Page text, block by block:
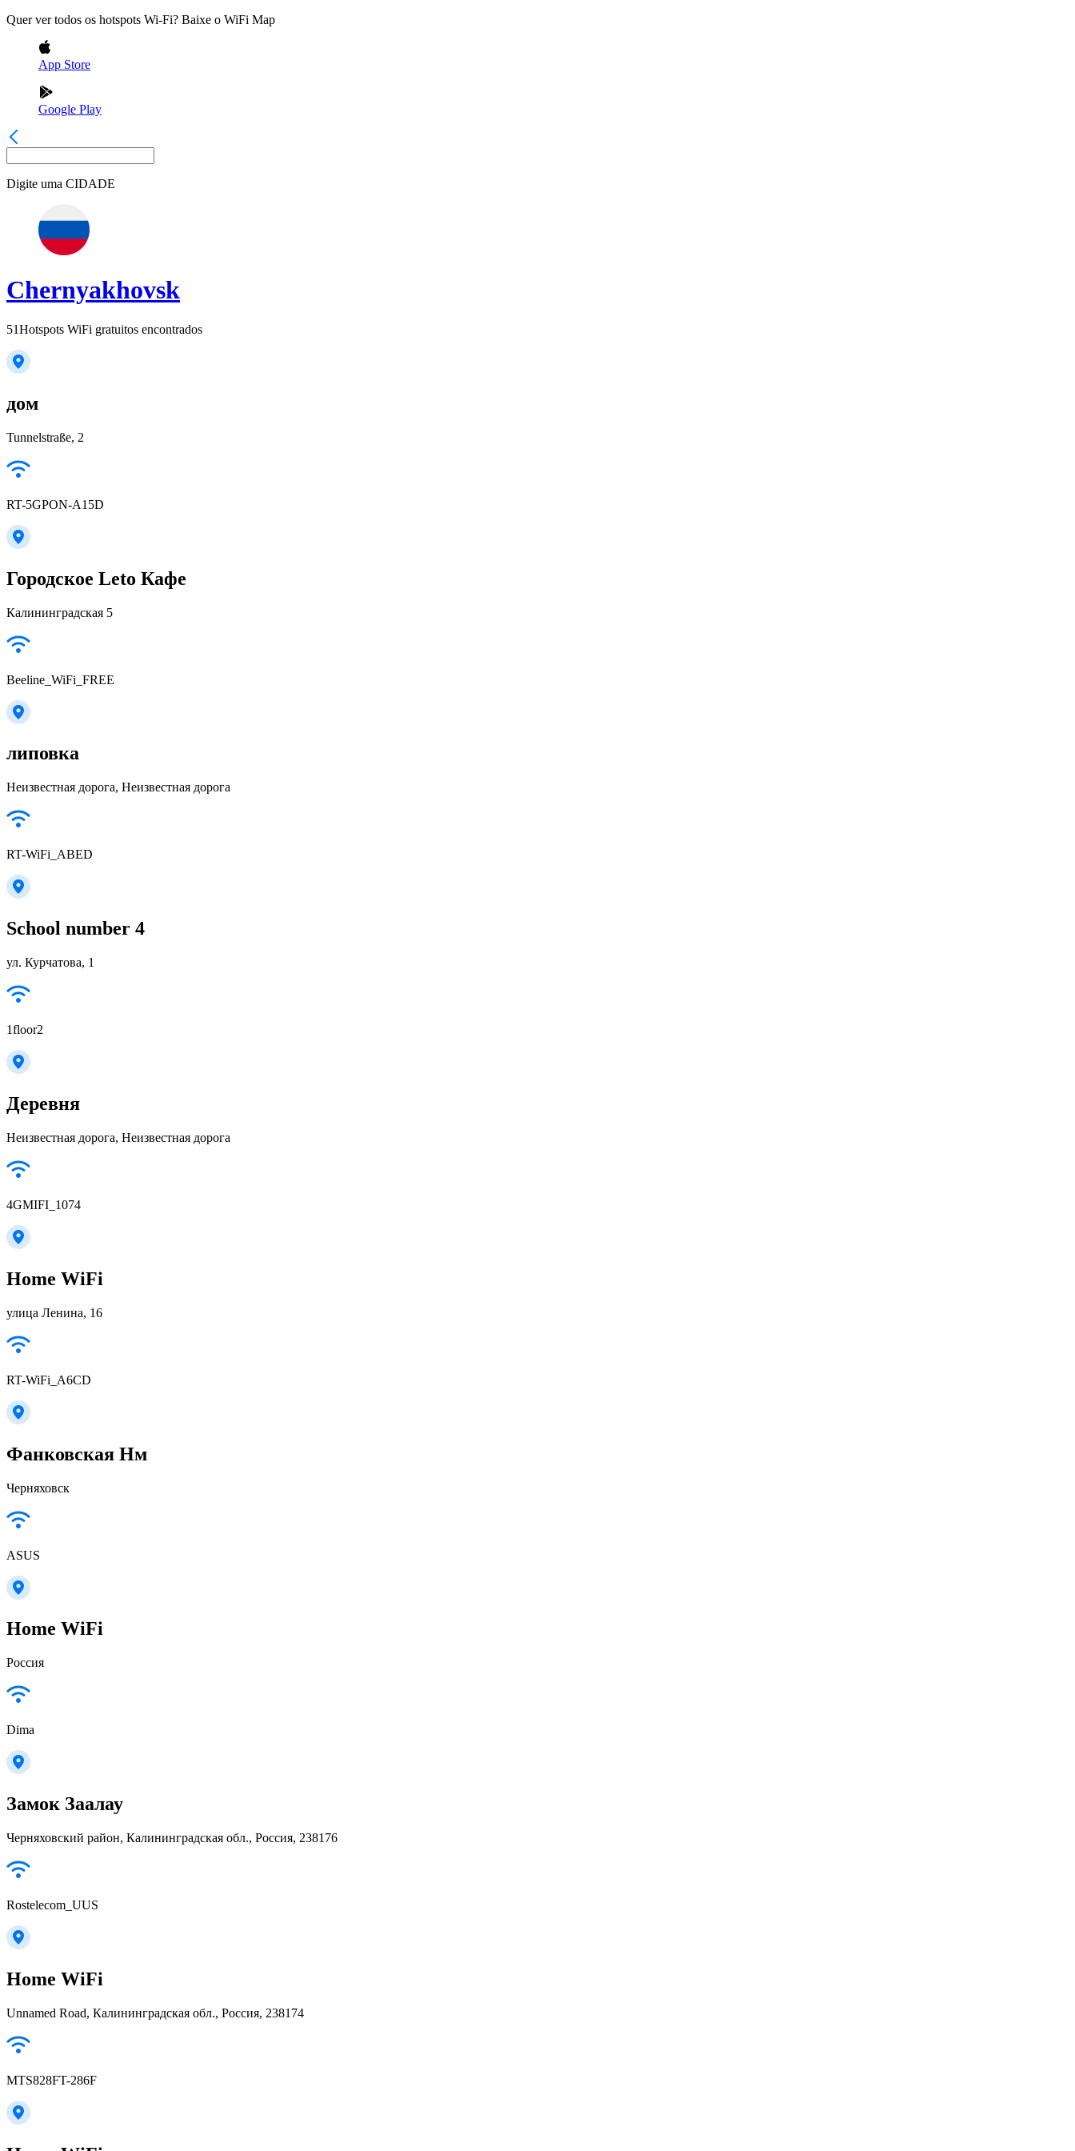
Quer ver todos os hotspots Wi-Fi? Baixe o WiFi Map
App Store
Google Play
Digite uma CIDADE
Chernyakhovsk
51Hotspots WiFi gratuitos encontrados
дом
Tunnelstraße, 2
RT-5GPON-A15D
Городское Leto Кафе
Калининградская 5
Beeline_WiFi_FREE
липовка
Неизвестная дорога, Неизвестная дорога
RT-WiFi_ABED
School number 4
ул. Курчатова, 1
1floor2
Деревня
Неизвестная дорога, Неизвестная дорога
4GMIFI_1074
Home WiFi
улица Ленина, 16
RT-WiFi_A6CD
Фанковская Нм
Черняховск
ASUS
Home WiFi
Россия
Dima
Замок Заалау
Черняховский район, Калининградская обл., Россия, 238176
Rostelecom_UUS
Home WiFi
Unnamed Road, Калининградская обл., Россия, 238174
MTS828FT-286F